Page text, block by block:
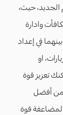
الجديد، حيث،
وادارة
في إعداد
او
تعزيز قوة
من أفضل
لمضاعفة قوة